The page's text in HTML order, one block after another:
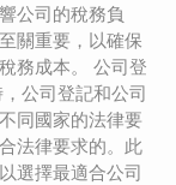
公司的稅務負
關重要，以確保
務成本。 公司登
公司登記和公司
同國家的法律要
法律要求的。此
選擇最適合公司